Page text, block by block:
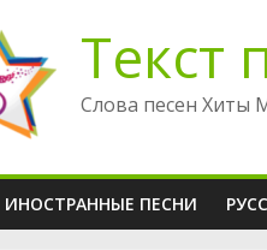
Текст
Слова песен Хиты
ИНОСТРАННЫЕ ПЕСНИ